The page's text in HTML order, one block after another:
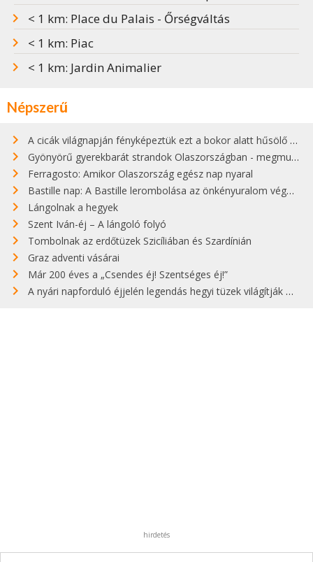
< 1 km: Place du Palais - Őrségváltás
< 1 km: Piac
< 1 km: Jardin Animalier
Népszerű
A cicák világnapján fényképeztük ezt a bokor alatt hűsölő cicát Kisorosziban
Gyönyörű gyerekbarát strandok Olaszországban - megmutatjuk a 15 legjobbat
Ferragosto: Amikor Olaszország egész nap nyaral
Bastille nap: A Bastille lerombolása az önkényuralom végét jelentette
Lángolnak a hegyek
Szent Iván-éj – A lángoló folyó
Tombolnak az erdőtüzek Szicíliában és Szardínián
Graz adventi vásárai
Már 200 éves a „Csendes éj! Szentséges éj!”
A nyári napforduló éjjelén legendás hegyi tüzek világítják meg Zugspitzét
hirdetés